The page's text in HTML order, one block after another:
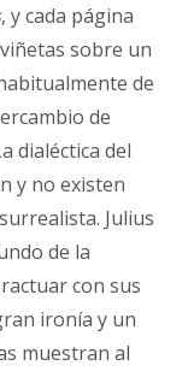
, y cada página
sobre un
de
de
dialéctica del
y no existen
Julius
de la
con sus
ironía y un
muestran al